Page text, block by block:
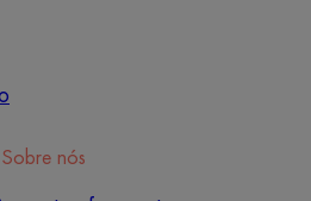
Sobre nós